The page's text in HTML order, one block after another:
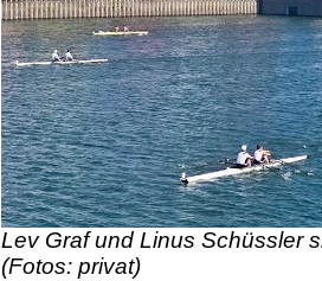
Lev Graf und Linus Schüssler
(Fotos: privat)